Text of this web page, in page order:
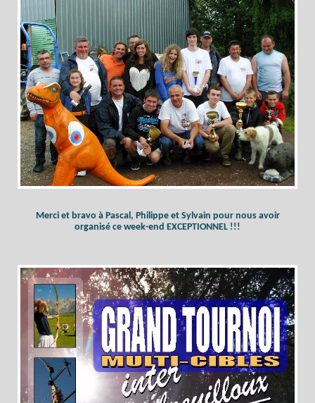
Merci et bravo à Pascal, Philippe et Sylvain pour nous avoir
organisé ce week-end EXCEPTIONNEL !!!